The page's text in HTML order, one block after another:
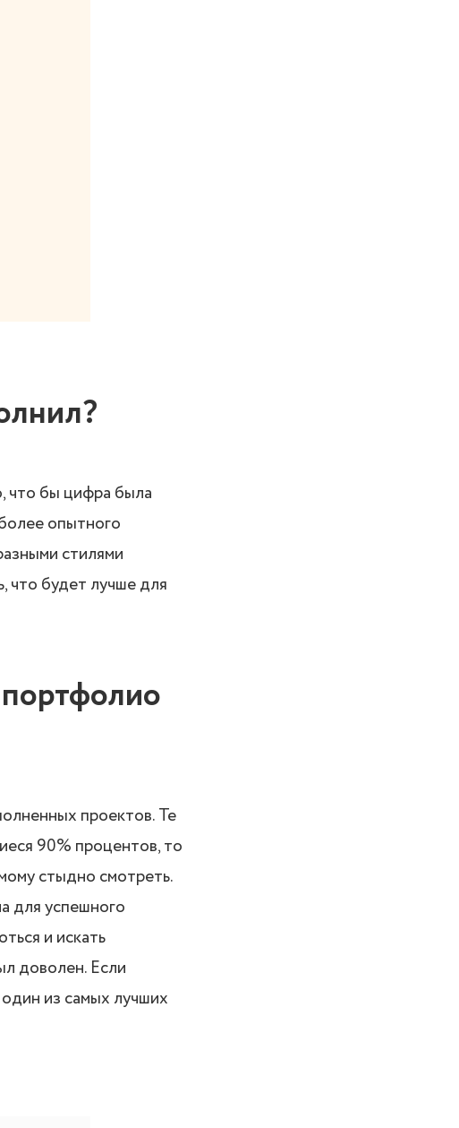
что бы цифра была
опытного
стилями
что будет лучше для
проектов. Те
90% процентов, то
стыдно смотреть.
для успешного
и искать
доволен. Если
из самых лучших